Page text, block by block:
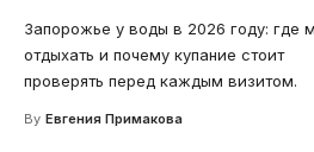
Запорожье у воды в 2026 году: где
отдыхать и почему купание стоит
проверять перед каждым визитом.
By Евгения Примакова